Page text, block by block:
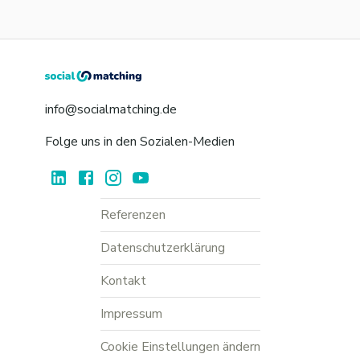
info@socialmatching.de
Folge uns in den Sozialen-Medien
Referenzen
Datenschutzerklärung
Kontakt
Impressum
Cookie Einstellungen ändern